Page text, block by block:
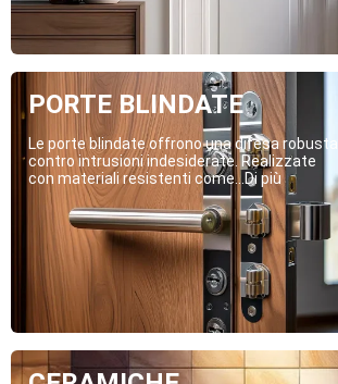
PORTE BLINDATE
Le porte blindate offrono una difesa robusta
contro intrusioni indesiderate. Realizzate
con materiali resistenti come...Di più